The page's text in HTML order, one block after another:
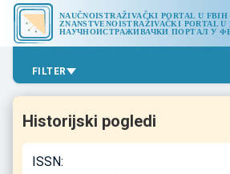
NAUČNOISTRAŽIVAČKI PORTAL U FBIH
ZNANSTVENOISTRAŽIVAČKI PORTAL U
НАУЧНОИСТРАЖИВАЧКИ ПОРТАЛ У
FILTER
Historijski pogledi
ISSN: